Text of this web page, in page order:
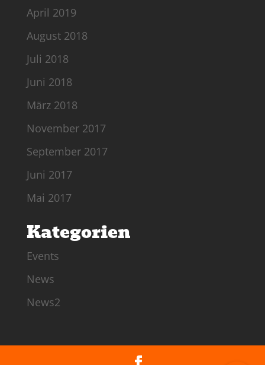
April 2019
August 2018
Juli 2018
Juni 2018
März 2018
November 2017
September 2017
Juni 2017
Mai 2017
Kategorien
Events
News
News2